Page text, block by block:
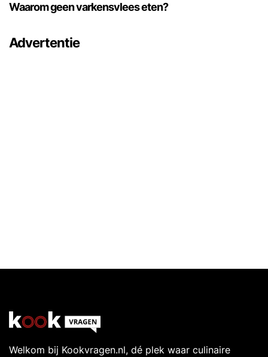
Waarom geen varkensvlees eten?
Advertentie
Welkom bij Kookvragen.nl, dé plek waar culinaire